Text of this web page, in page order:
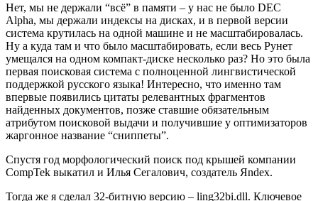
Нет, мы не держали “всё” в памяти – у нас не было DEC
Alpha, мы держали индексы на дисках, и в первой версии
система крутилась на одной машине и не масштабировалась.
Ну а куда там и что было масштабировать, если весь Рунет
умещался на одном компакт-диске несколько раз? Но это была
первая поисковая система с полноценной лингвистической
поддержкой русского языка! Интересно, что именно там
впервые появились цитаты релевантных фрагментов
найденных документов, позже ставшие обязательным
атрибутом поисковой выдачи и получившие у оптимизаторов
жаргонное название “сниппеты”.
Спустя год морфологический поиск под крышей компании
CompTek выкатил и Илья Сегалович, создатель Яndex.
Тогда же я сделал 32-битную версию – ling32bi.dll. Ключевое